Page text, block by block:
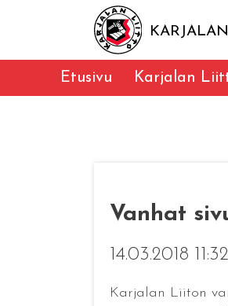
Etusivu Karjalan
Vanhat
14.03.2018 11:32
Karjalan Liiton